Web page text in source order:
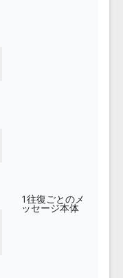
1往復ごとのメ
ッセージ本体